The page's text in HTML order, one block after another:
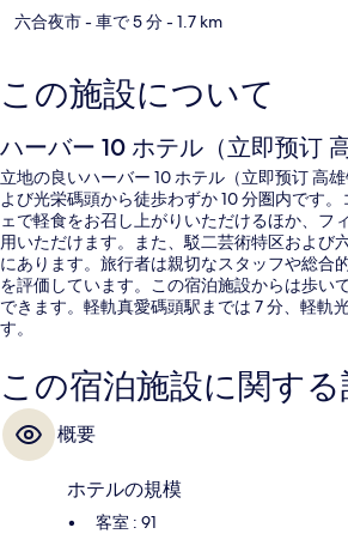
六合夜市- 車で 5 分- 1.7 km
この施設について
ハーバー 10 ホテル（立即预订
立地の良いハーバー 10 ホテル（立即预订 高
よび光栄碼頭から徒歩わずか 10 分圏内です
ェで軽食をお召し上がりいただけるほか、フ
用いただけます。また、駁二芸術特区および
にあります。旅行者は親切なスタッフや総合
を評価しています。この宿泊施設からは歩い
できます。軽軌真愛碼頭駅までは 7 分、軽軌
す。
この宿泊施設に関する
概要
ホテルの規模
客室 : 91